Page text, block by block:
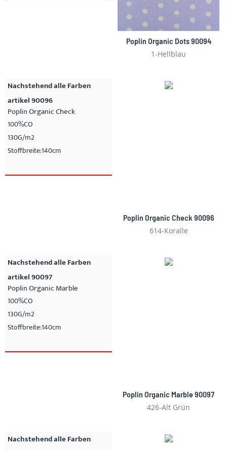
Poplin Organic Dots 90094
1-Hellblau
Nachstehend alle Farben
artikel 90096
Poplin Organic Check
100%CO
130G/m2
Stoffbreite:140cm
Poplin Organic Check 90096
614-Koralle
Nachstehend alle Farben
artikel 90097
Poplin Organic Marble
100%CO
130G/m2
Stoffbreite:140cm
Poplin Organic Marble 90097
426-Alt Grün
Nachstehend alle Farben